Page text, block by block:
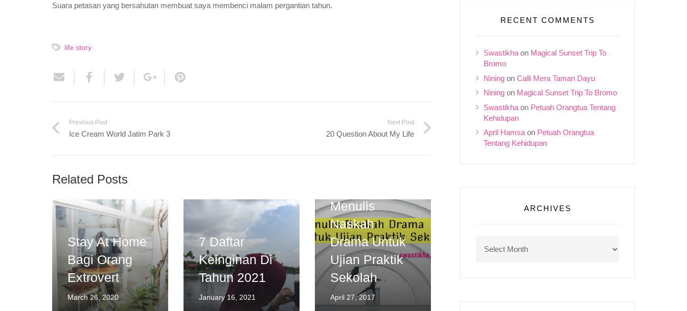
Suara petasan yang bersahutan membuat saya membenci malam pergantian tahun.
life story
Previous Post
Ice Cream World Jatim Park 3
Next Post
20 Question About My Life
Related Posts
Stay At Home
Bagi Orang
Extrovert
March 26, 2020
7 Daftar
Keinginan Di
Tahun 2021
January 16, 2021
Menulis
Naskah
Drama Untuk
Ujian Praktik
Sekolah
April 27, 2017
RECENT COMMENTS
Swastikha on Magical Sunset Trip To
Bromo
Nining on Calli Mera Taman Dayu
Nining on Magical Sunset Trip To Bromo
Swastikha on Petuah Orangtua Tentang
Kehidupan
April Hamsa on Petuah Orangtua
Tentang Kehidupan
ARCHIVES